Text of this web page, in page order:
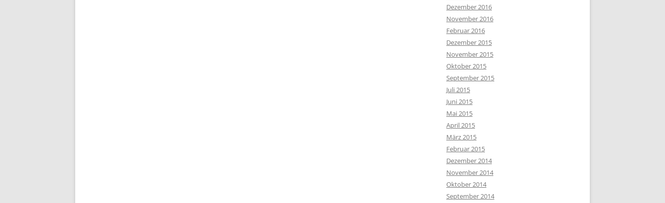
Dezember 2016
November 2016
Februar 2016
Dezember 2015
November 2015
Oktober 2015
September 2015
Juli 2015
Juni 2015
Mai 2015
April 2015
März 2015
Februar 2015
Dezember 2014
November 2014
Oktober 2014
September 2014